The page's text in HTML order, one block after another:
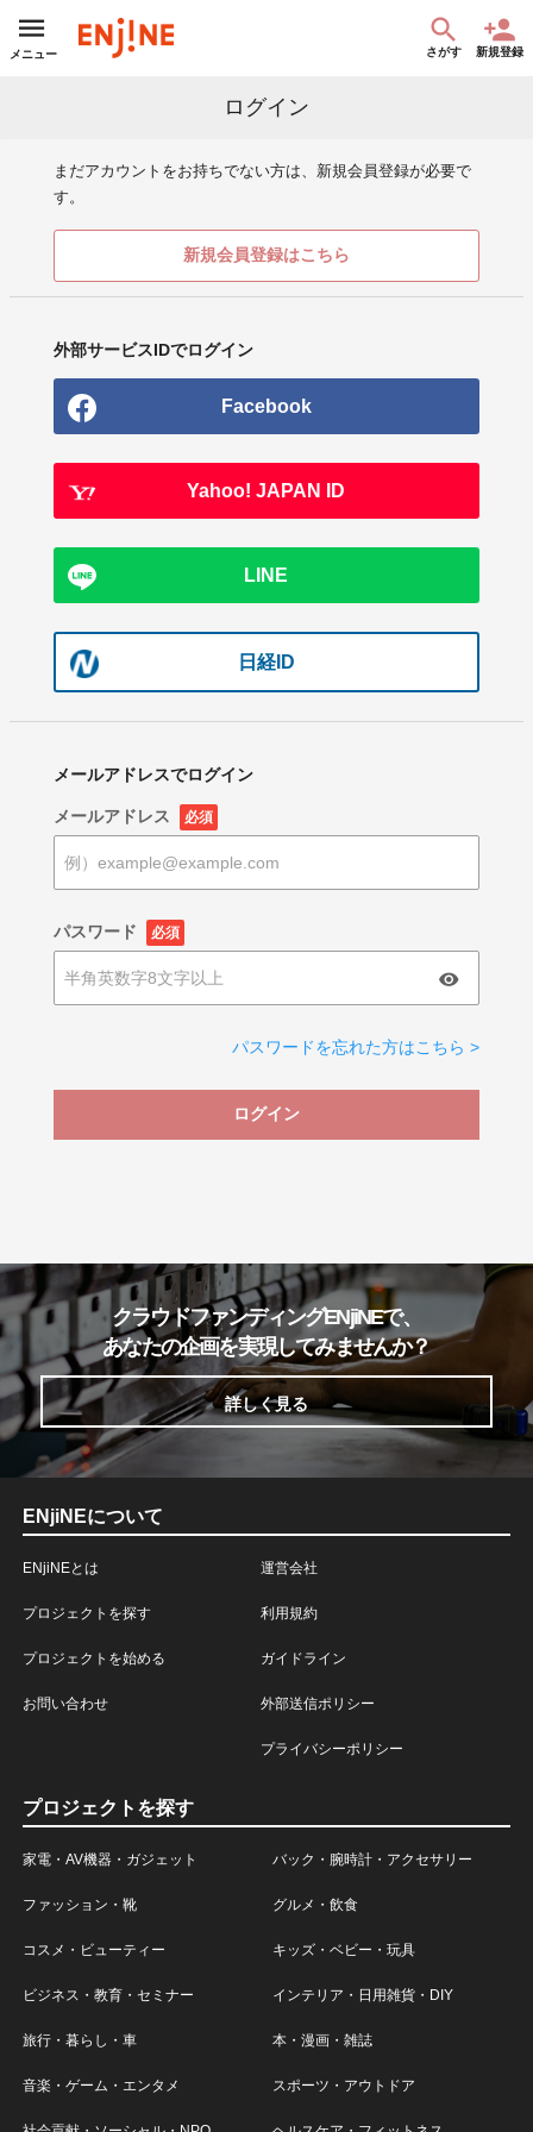
メニュー さがす 新規登録
ログイン
まだアカウントをお持ちでない方は、新規会員登録が必要で
す。
新規会員登録はこちら
外部サービスIDでログイン
Facebook
Yahoo! JAPAN ID
LINE
日経ID
メールアドレスでログイン
メールアドレス 必須
パスワード 必須
パスワードを忘れた方はこちら >
ログイン
クラウドファンディングENjiNEで、
あなたの企画を実現してみませんか？
詳しく見る
ENjiNEについて
ENjiNEとは
プロジェクトを探す
プロジェクトを始める
お問い合わせ
運営会社
利用規約
ガイドライン
外部送信ポリシー
プライバシーポリシー
プロジェクトを探す
家電・AV機器・ガジェット バック・腕時計・アクセサリー
ファッション・靴 グルメ・飲食
コスメ・ビューティー キッズ・ベビー・玩具
ビジネス・教育・セミナー インテリア・日用雑貨・DIY
旅行・暮らし・車 本・漫画・雑誌
音楽・ゲーム・エンタメ スポーツ・アウトドア